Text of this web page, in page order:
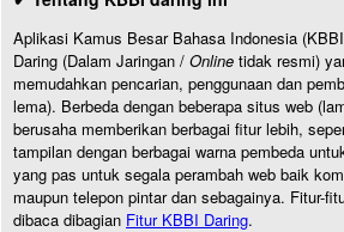
Aplikasi Kamus Besar Bahasa Indonesia
Daring (Dalam Jaringan / Online tidak resmi)
memudahkan pencarian, penggunaan dan
lema). Berbeda dengan beberapa situs web
berusaha memberikan berbagai fitur lebih,
tampilan dengan berbagai warna pembeda
yang pas untuk segala perambah web baik
maupun telepon pintar dan sebagainya. Fitur-
dibaca dibagian Fitur KBBI Daring.